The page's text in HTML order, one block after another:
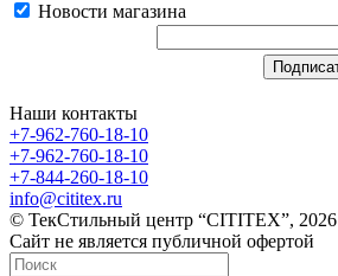
Новости магазина
Наши контакты
+7-962-760-18-10
+7-962-760-18-10
+7-844-260-18-10
info@cititex.ru
© ТекСтильный центр “CITITEX”, 2026
Сайт не является публичной офертой